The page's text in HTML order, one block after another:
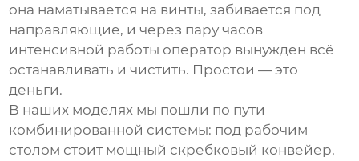
она наматывается на винты, забивается под
направляющие, и через пару часов
интенсивной работы оператор вынужден всё
останавливать и чистить. Простои — это
деньги.
В наших моделях мы пошли по пути
комбинированной системы: под рабочим
столом стоит мощный скребковый конвейер,